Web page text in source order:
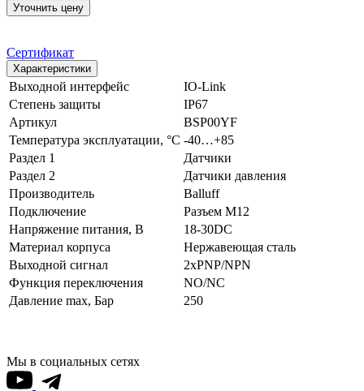
Уточнить цену
Сертификат
Характеристики
Выходной интерфейс
IO-Link
Степень защиты
IP67
Артикул
BSP00YF
Температура эксплуатации, °С -40…+85
Раздел 1
Датчики
Раздел 2
Датчики давления
Производитель
Balluff
Подключение
Разъем M12
Напряжение питания, В
18-30DC
Материал корпуса
Нержавеющая сталь
Выходной сигнал
2xPNP/NPN
Функция переключения
NO/NC
Давление max, Бар
250
Мы в социальных сетях